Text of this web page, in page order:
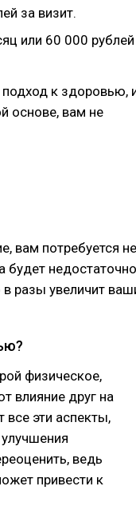
за визит.
или 60 000 рублей
к здоровью,
основе, вам не
вам потребуется не
будет недостаточно
разы увеличит
физическое,
влияние друг на
эти аспекты,
ведь
привести к